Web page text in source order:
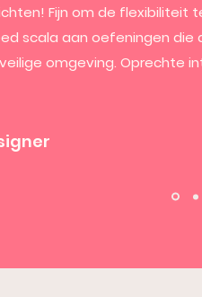
Fijn om de
scala aan oefeningen die
omgeving. Oprechte